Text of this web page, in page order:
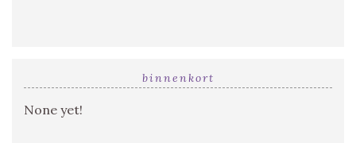
binnenkort
None yet!